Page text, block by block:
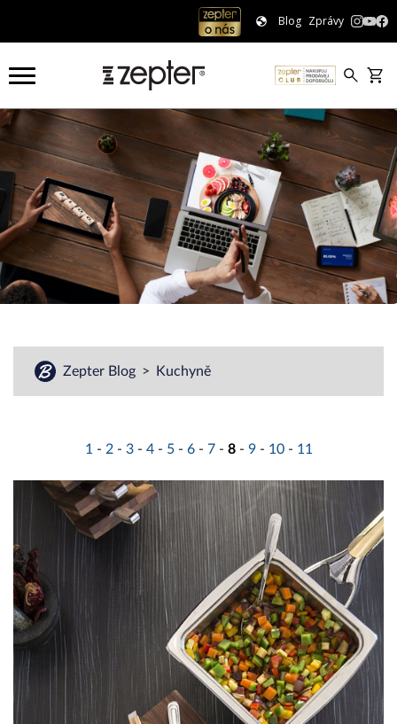
Blog Zprávy
Zepter Blog Kuchyně
1 - 2 - 3 - 4 - 5 - 6 - 7 - 8 - 9 - 10 - 11